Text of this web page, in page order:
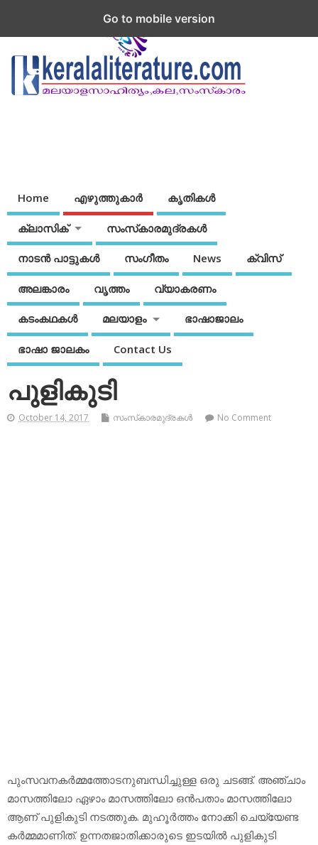
Home എഴുത്തുകാര്‍ കൃതികൾ
ക്ലാസിക് സംസ്‌കാരമുദ്രകള്‍
നാടന്‍ പാട്ടുകള്‍ സംഗീതം News ക്വിസ്
അലങ്കാരം വൃത്തം വ്യാകരണം
കടംകഥകള്‍ മലയാളം ഭാഷാജാലം
ഭാഷാ ജാലകം Contact Us
പുളികുടി
October 14, 2017 സംസ്‌കാരമുദ്രകള്‍ No Comment
പുംസവനകര്‍മ്മത്തോടനുബന്ധിച്ചുള്ള ഒരു ചടങ്ങ്. അഞ്ചാം
മാസത്തിലോ ഏഴാം മാസത്തിലോ ഒന്‍പതാം മാസത്തിലോ
ആണ് പുളികുടി നടത്തുക. മുഹൂര്‍ത്തം നോക്കി ചെയ്യേണ്ട
കര്‍മ്മമാണിത്. ഉന്നതജാതിക്കാരുടെ ഇടയില്‍ പുളികുടി
Go to mobile version